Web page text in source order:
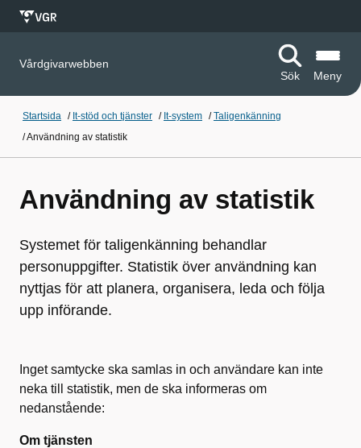
Vårdgivarwebben
Sök
Meny
Startsida / It-stöd och tjänster / It-system /Taligenkänning
/Användning av statistik
Användning av statistik
Systemet för taligenkänning behandlar
personuppgifter. Statistik över användning kan
nyttjas för att planera, organisera, leda och följa
upp införande.
Inget samtycke ska samlas in och användare kan inte
neka till statistik, men de ska informeras om
nedanstående:
Om tjänsten